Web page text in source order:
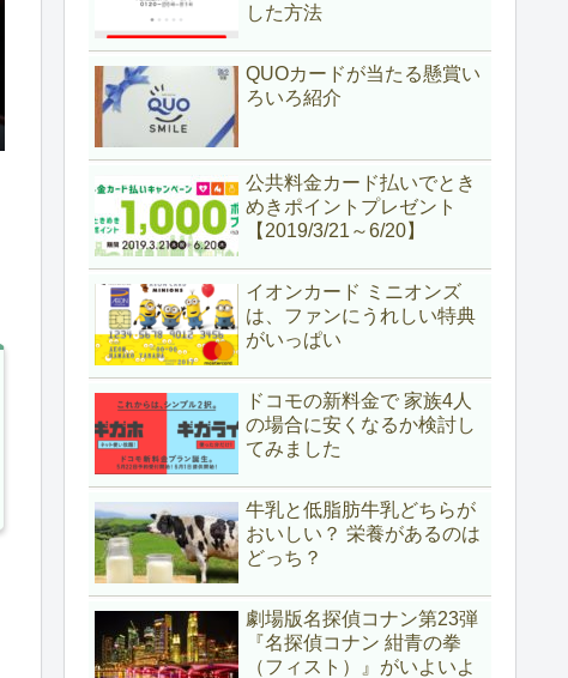
した方法
QUOカードが当たる懸賞い
ろいろ紹介
公共料金カード払いでとき
めきポイントプレゼント
【2019/3/21～6/20】
イオンカード ミニオンズ
は、ファンにうれしい特典
がいっぱい
ドコモの新料金で 家族4人
の場合に安くなるか検討し
てみました
牛乳と低脂肪牛乳どちらが
おいしい？ 栄養があるのは
どっち？
劇場版名探偵コナン第23弾
『名探偵コナン 紺青の拳
（フィスト）』がいよいよ